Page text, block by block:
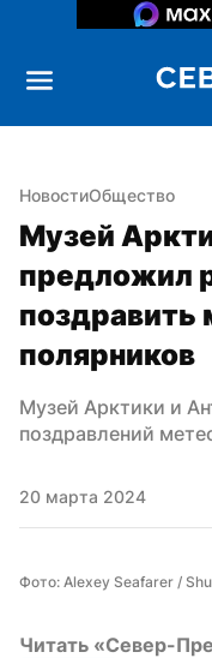
НовостиОбщество
Музей
предложил
поздравить
полярников
Музей Арктики и
поздравлений
20 марта 2024
Фото: Alexey Seafarer /
Читать «Север-